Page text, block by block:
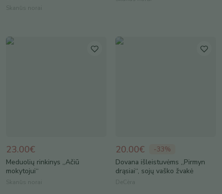
Skanūs norai
23.00€
Meduolių rinkinys „Ačiū
mokytojui“
Skanūs norai
20.00€ -33%
Dovana išleistuvėms „Pirmyn
drąsiai“, sojų vaško žvakė
DeCèra